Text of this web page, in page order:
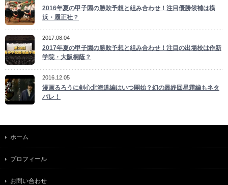
2016年夏の甲子園の勝敗予想と組み合わせ！注目優勝候補は横
浜・履正社？
2017.08.04
2017年夏の甲子園の勝敗予想と組み合わせ！注目の出場校は作新
学院・大阪桐蔭？
2016.12.05
漫画るろうに剣心北海道編はいつ開始？幻の最終回星霜編もネタ
バレ！
ホーム
プロフィール
お問い合わせ